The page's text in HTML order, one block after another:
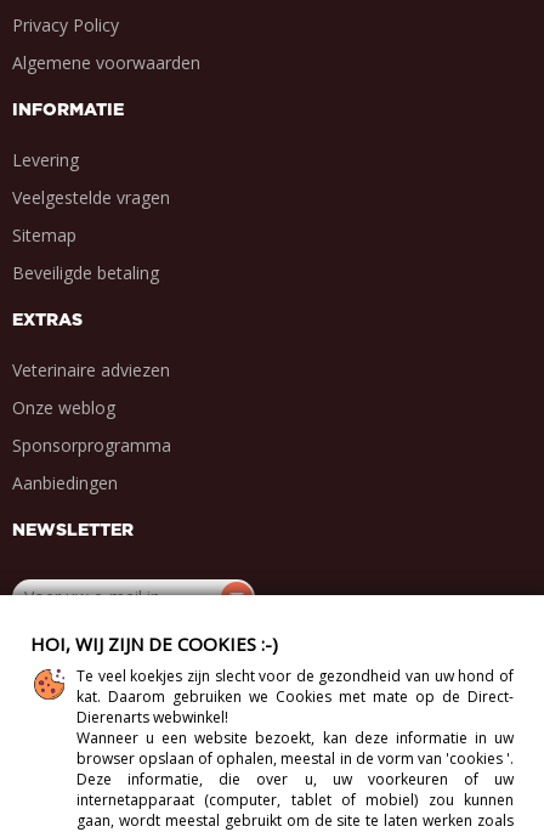
Privacy Policy
Algemene voorwaarden
INFORMATIE
Levering
Veelgestelde vragen
Sitemap
Beveiligde betaling
EXTRAS
Veterinaire adviezen
Onze weblog
Sponsorprogramma
Aanbiedingen
NEWSLETTER
. . . .
Copyright 2012-2026 Direct-Vet BV. All Rights Reserved.
HOI, WIJ ZIJN DE COOKIES :-)
Te veel koekjes zijn slecht voor de gezondheid van uw hond of
kat. Daarom gebruiken we Cookies met mate op de Direct-
Dierenarts webwinkel!
Wanneer u een website bezoekt, kan deze informatie in uw
browser opslaan of ophalen, meestal in de vorm van 'cookies '.
Deze informatie, die over u, uw voorkeuren of uw
internetapparaat (computer, tablet of mobiel) zou kunnen
gaan, wordt meestal gebruikt om de site te laten werken zoals